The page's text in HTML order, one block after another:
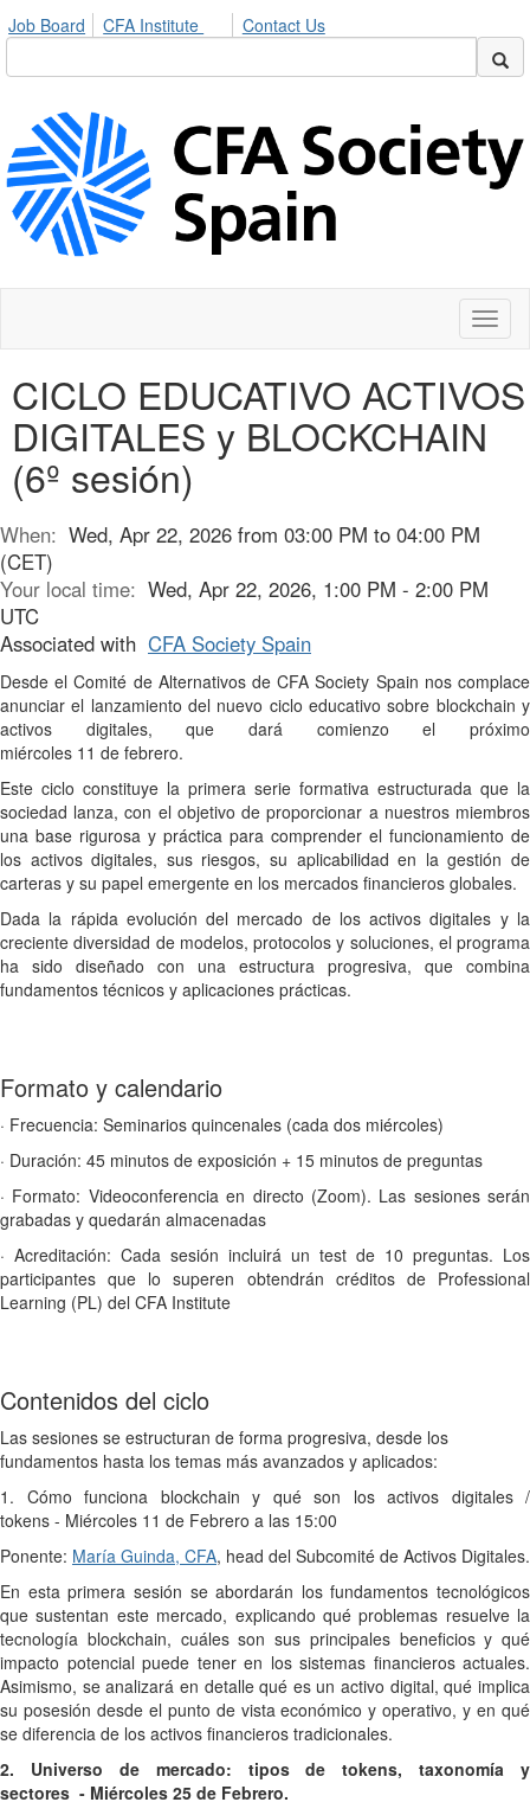
Job Board CFA Institute Contact Us
CICLO EDUCATIVO ACTIVOS
DIGITALES y BLOCKCHAIN
(6º sesión)
When: Wed, Apr 22, 2026 from 03:00 PM to 04:00 PM
(CET)
Your local time: Wed, Apr 22, 2026, 1:00 PM - 2:00 PM
UTC
Associated with CFA Society Spain
Desde elComité de Alternativos de CFA Society Spain nos complace
anunciar el lanzamiento del nuevo ciclo educativo sobre blockchain y
activos digitales, que dará comienzo el próximo
miércoles 11 de febrero.
Este ciclo constituye la primera serie formativa estructurada que la
sociedad lanza, con el objetivo de proporcionar a nuestros miembros
una base rigurosa y práctica para comprender el funcionamiento de
los activos digitales, sus riesgos, su aplicabilidad en la gestión de
carteras y su papel emergente en los mercados financieros globales.
Dada la rápida evolución del mercado de los activos digitales y la
creciente diversidad de modelos, protocolos y soluciones, el programa
ha sido diseñado con una estructura progresiva, que combina
fundamentos técnicos y aplicaciones prácticas.
Formato y calendario
· Frecuencia: Seminarios quincenales (cada dos miércoles)
· Duración: 45 minutos de exposición + 15 minutos de preguntas
· Formato: Videoconferencia en directo (Zoom). Las sesiones serán
grabadas y quedarán almacenadas
· Acreditación: Cada sesión incluirá un test de 10 preguntas. Los
participantes que lo superen obtendrán créditos de Professional
Learning (PL) del CFA Institute
Contenidos del ciclo
Las sesiones se estructuran de forma progresiva, desde los
fundamentos hasta los temas más avanzados y aplicados:
1. Cómo funciona blockchain y qué son los activos digitales /
tokens - Miércoles 11 de Febrero a las 15:00
Ponente: María Guinda, CFA, head del Subcomité de Activos Digitales.
En esta primera sesión se abordarán los fundamentos tecnológicos
que sustentan este mercado, explicando qué problemas resuelve la
tecnología blockchain, cuáles son sus principales beneficios y qué
impacto potencial puede tener en los sistemas financieros actuales.
Asimismo, se analizará en detalle qué es un activo digital, qué implica
su posesión desde el punto de vista económico y operativo, y en qué
se diferencia de los activos financieros tradicionales.
2. Universo de mercado: tipos de tokens, taxonomía y
sectores - Miércoles 25 de Febrero.